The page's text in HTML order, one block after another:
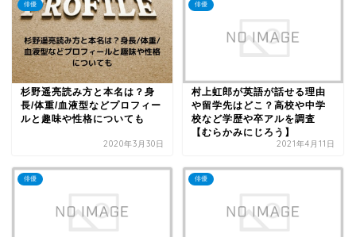
俳優
杉野遥亮読み方と本名は？身
長/体重/血液型などプロフィー
ルと趣味や性格についても
2020年3月30日
俳優
村上虹郎が英語が話せる理由
や留学先はどこ？高校や中学
校など学歴や卒アルを調査
【むらかみにじろう】
2021年4月11日
俳優 俳優